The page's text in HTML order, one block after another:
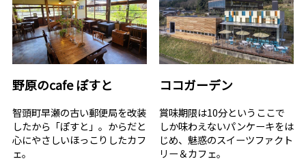
野原のcafe ぽすと
智頭町早瀬の古い郵便局を改装
したから「ぽすと」。からだと
心にやさしいほっこりしたカフ
ェ。
ココガーデン
賞味期限は10分というここで
しか味わえないパンケーキをは
じめ、魅惑のスイーツファクト
リー＆カフェ。